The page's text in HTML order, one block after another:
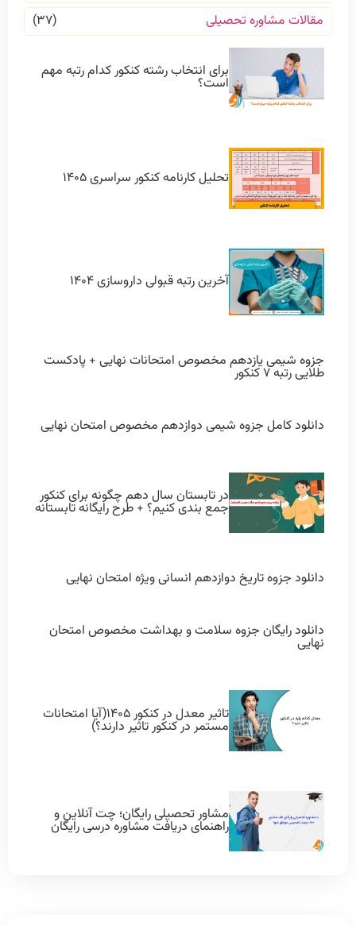
مقالات مشاوره تحصیلی
(۳۷)
برای انتخاب رشته کنکور کدام رتبه مهم
است؟
تحلیل کارنامه کنکور سراسری ۱۴۰۵
آخرین رتبه قبولی داروسازی ۱۴۰۴
جزوه شیمی یازدهم مخصوص امتحانات نهایی + پادکست
طلایی رتبه ۷ کنکور
دانلود کامل جزوه شیمی دوازدهم مخصوص امتحان نهایی
در تابستان سال دهم چگونه برای کنکور
جمع بندی کنیم؟ + طرح رایگانه تابستانه
دانلود جزوه تاریخ دوازدهم انسانی ویژه امتحان نهایی
دانلود رایگان جزوه سلامت و بهداشت مخصوص امتحان
نهایی
تاثیر معدل در کنکور ۱۴۰۵(آیا امتحانات
مستمر در کنکور تاثیر دارند؟)
مشاور تحصیلی رایگان؛ چت آنلاین و
راهنمای دریافت مشاوره درسی رایگان